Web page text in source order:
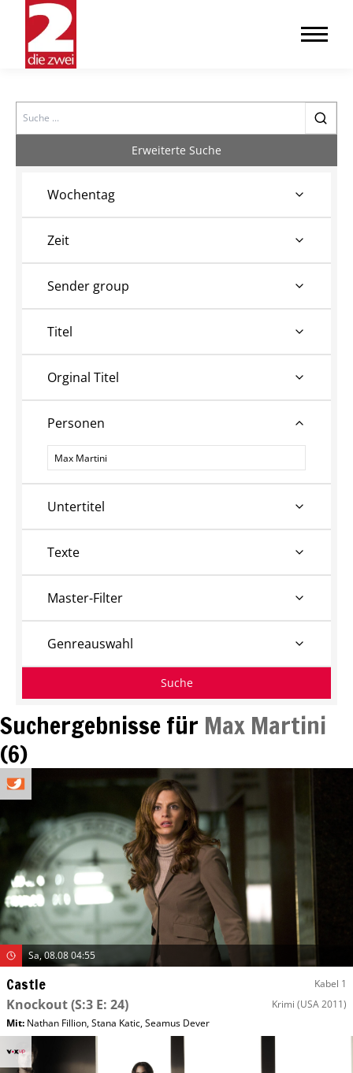
Search
Suchergebnisse für Max Martini
(6)
Sa, 08.08 04:55
Castle Kabel 1
Knockout(S:3 E: 24) Krimi (USA 2011)
Mit: Nathan Fillion,Stana Katic,Seamus Dever
Erweiterte Suche
Wochentag
Zeit
Sender group
Titel
Orginal Titel
Personen
Personen
Untertitel
Texte
Master-Filter
Genreauswahl
Suche